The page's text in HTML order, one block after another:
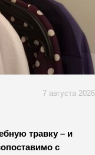
7 августа 2026
травку – и
с